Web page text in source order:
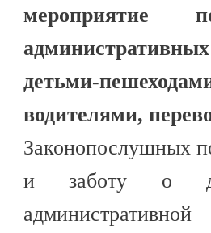
детьми-
водителями,
Законопослушных
и заботу о